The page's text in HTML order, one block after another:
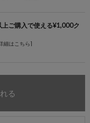
ご購入で使える¥1,000ク
細はこちら]